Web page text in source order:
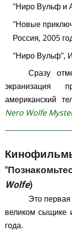
"Ниро Вульф и
"Новые
Россия, 2005
"Ниро Вульф",
Сразу
экранизация
американский
Nero Wolfe
Wolfe)
Это первая
великом
года.